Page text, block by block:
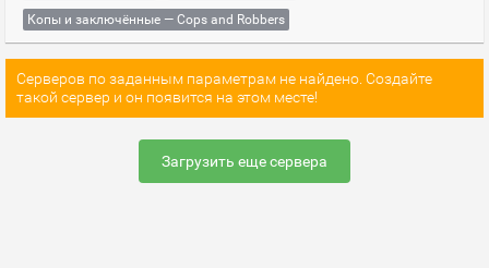
Копы и заключённые — Cops and Robbers
Серверов по заданным параметрам не найдено. Создайте
такой сервер и он появится на этом месте!
Загрузить еще сервера